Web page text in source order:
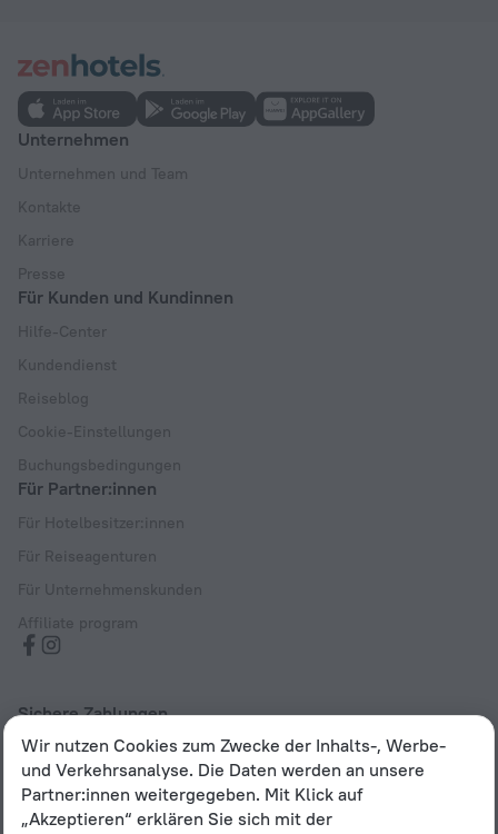
Unternehmen
Unternehmen und Team
Kontakte
Karriere
Presse
Für Kunden und Kundinnen
Hilfe-Center
Kundendienst
Reiseblog
Cookie-Einstellungen
Buchungsbedingungen
Für Partner:innen
Für Hotelbesitzer:innen
Für Reiseagenturen
Für Unternehmenskunden
Affiliate program
Sichere Zahlungen
Sicherer Datenschutz durch führende Zahlungssysteme
Wir nutzen Cookies zum Zwecke der Inhalts-, Werbe-
und Verkehrsanalyse. Die Daten werden an unsere
Partner:innen weitergegeben. Mit Klick auf
„Akzeptieren“ erklären Sie sich mit der